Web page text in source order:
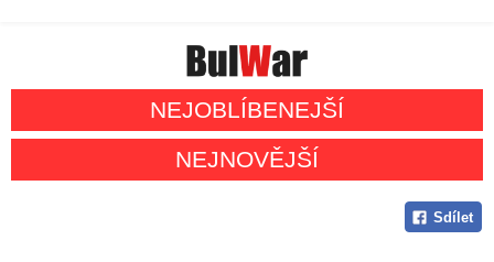
NEJOBLÍBENEJŠÍ
NEJNOVĚJŠÍ
Sdílet